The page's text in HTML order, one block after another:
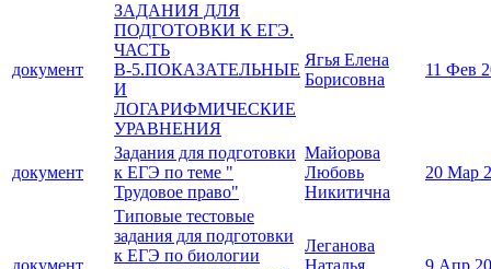
документ
ЗАДАНИЯ ДЛЯ
ПОДГОТОВКИ К ЕГЭ.
ЧАСТЬ
В-5.ПОКАЗАТЕЛЬНЫЕ
И
ЛОГАРИФМИЧЕСКИЕ
УРАВНЕНИЯ
Ягья Елена
Борисовна
11 Фев
документ
Задания для подготовки
к ЕГЭ по теме "
Трудовое право"
Майорова
Любовь
Никитична
20 Мар
Типовые тестовые
задания для подготовки
к ЕГЭ по биологии
Леганова